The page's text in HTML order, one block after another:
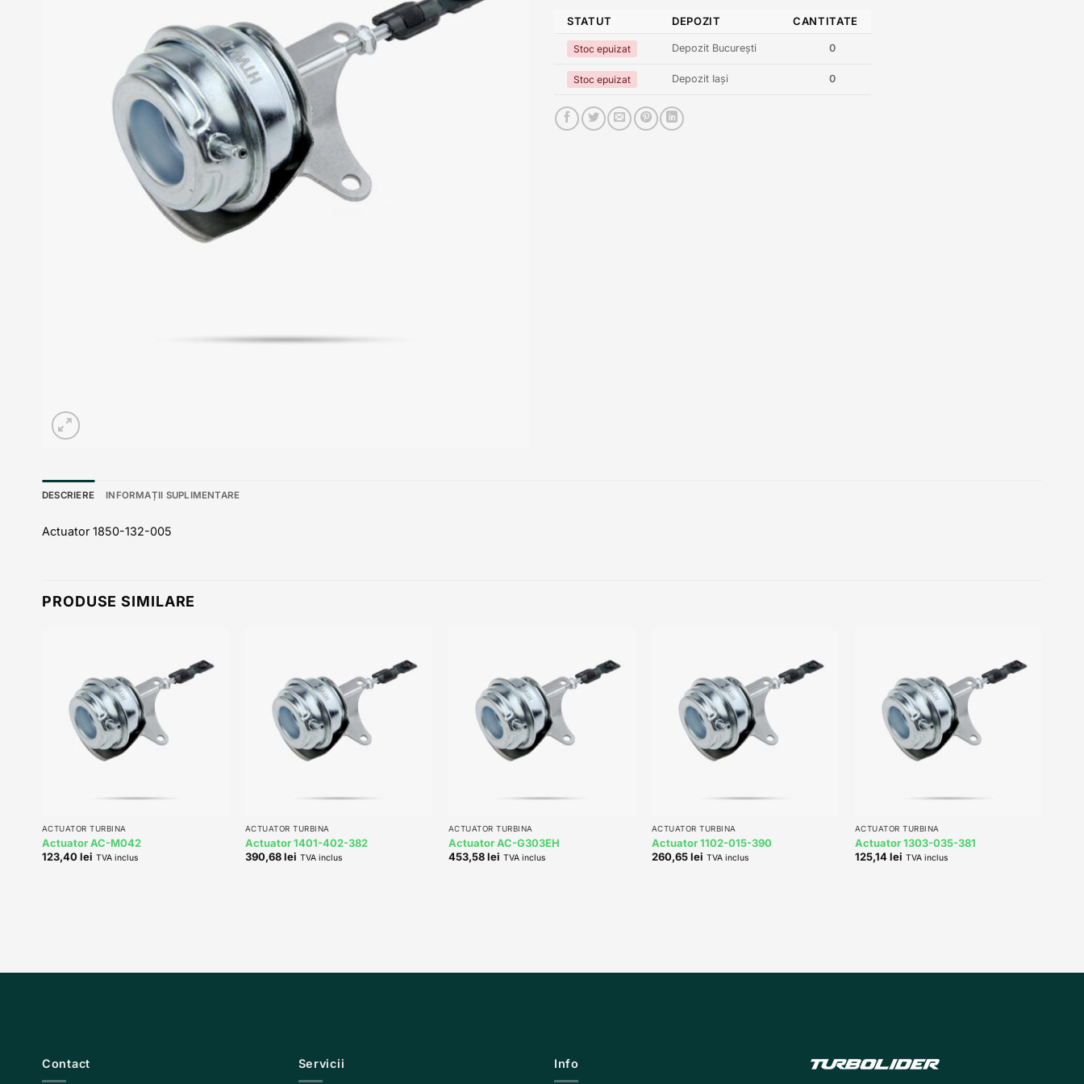
STATUT DEPOZIT CANTITATE
Stoc epuizat Depozit București 0
Stoc epuizat Depozit Iași 0
DESCRIERE INFORMAȚII SUPLIMENTARE
Actuator 1850-132-005
PRODUSE SIMILARE
Add to
wishlist
ACTUATOR TURBINA
Actuator AC-M042
123,40lei TVA inclus
Add to
wishlist
ACTUATOR TURBINA
Actuator 1401-402-382
390,68lei TVA inclus
Add to
wishlist
ACTUATOR TURBINA
Actuator AC-G303EH
453,58lei TVA inclus
Add to
wishlist
ACTUATOR TURBINA
Actuator 1102-015-390
260,65lei TVA inclus
Add to
wishlist
ACTUATOR TURBINA
Actuator 1303-035-381
125,14lei TVA inclus
Contact Servicii Info